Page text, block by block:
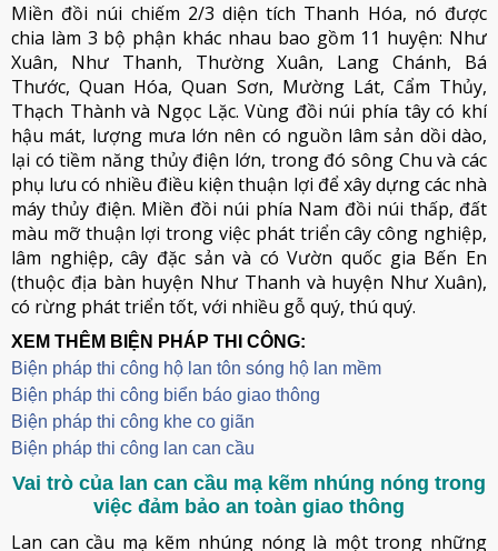
Miền đồi núi chiếm 2/3 diện tích Thanh Hóa, nó được
chia làm 3 bộ phận khác nhau bao gồm 11 huyện: Như
Xuân, Như Thanh, Thường Xuân, Lang Chánh, Bá
Thước, Quan Hóa, Quan Sơn, Mường Lát, Cẩm Thủy,
Thạch Thành và Ngọc Lặc. Vùng đồi núi phía tây có khí
hậu mát, lượng mưa lớn nên có nguồn lâm sản dồi dào,
lại có tiềm năng thủy điện lớn, trong đó sông Chu và các
phụ lưu có nhiều điều kiện thuận lợi để xây dựng các nhà
máy thủy điện. Miền đồi núi phía Nam đồi núi thấp, đất
màu mỡ thuận lợi trong việc phát triển cây công nghiệp,
lâm nghiệp, cây đặc sản và có Vườn quốc gia Bến En
(thuộc địa bàn huyện Như Thanh và huyện Như Xuân),
có rừng phát triển tốt, với nhiều gỗ quý, thú quý.
XEM THÊM BIỆN PHÁP THI CÔNG:
Biện pháp thi công hộ lan tôn sóng hộ lan mềm
Biện pháp thi công biển báo giao thông
Biện pháp thi công khe co giãn
Biện pháp thi công lan can cầu
Vai trò của lan can cầu mạ kẽm nhúng nóng trong
việc đảm bảo an toàn giao thông
Lan can cầu mạ kẽm nhúng nóng là một trong những